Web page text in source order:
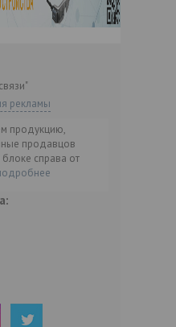
рекламы
продукцию,
продавцов
справа от